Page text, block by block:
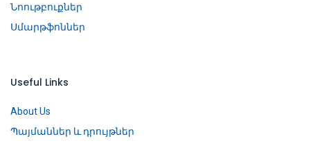
Նոութբուքներ
Սմարթֆոններ
Useful Links
About Us
Պայմաններ և դրույթներ